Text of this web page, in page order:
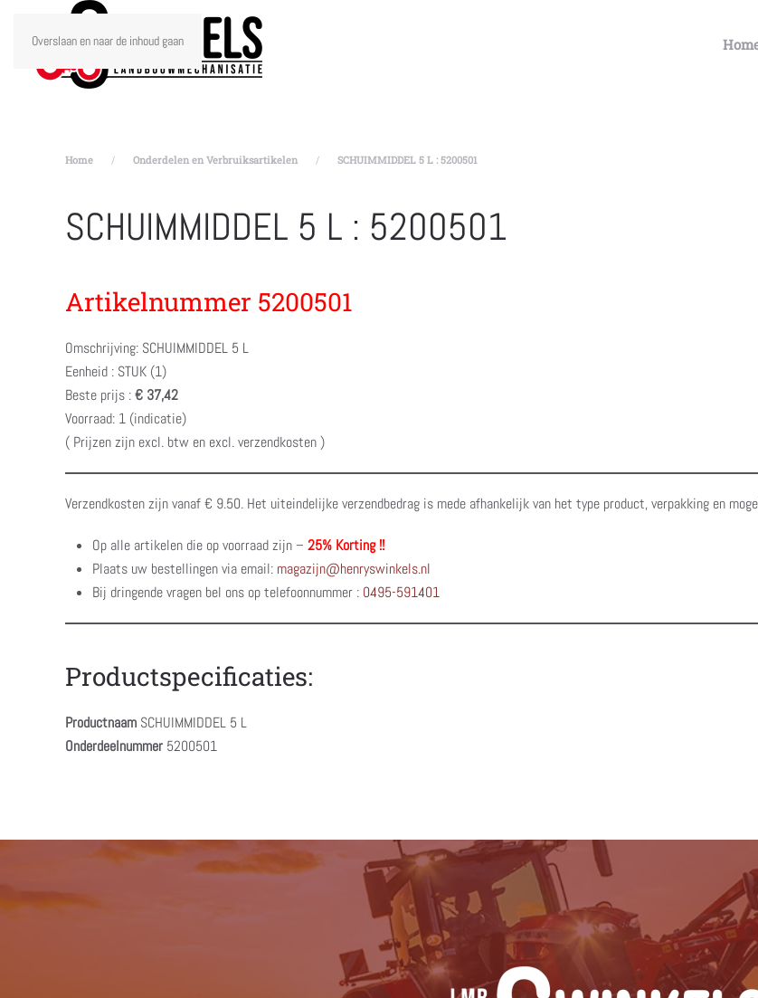
Overslaan en naar de inhoud gaan
Home Onderdelen en Verbruiksartikelen SCHUIMMIDDEL 5 L : 5200501
SCHUIMMIDDEL 5 L : 5200501
Artikelnummer 5200501
Omschrijving: SCHUIMMIDDEL 5 L
Eenheid : STUK (1)
Beste prijs :€ 37,42
Voorraad: 1 (indicatie)
( Prijzen zijn excl. btw en excl. verzendkosten )
Verzendkosten zijn vanaf € 9.50. Het uiteindelijke verzendbedrag is mede afhankelijk van het type product, verpakking en
Op alle artikelen die op voorraad zijn – 25% Korting !!
Plaats uw bestellingen via email: magazijn@henryswinkels.nl
Bij dringende vragen bel ons op telefoonnummer : 0495-591401
Productspecificaties:
Productnaam SCHUIMMIDDEL 5 L
Onderdeelnummer 5200501